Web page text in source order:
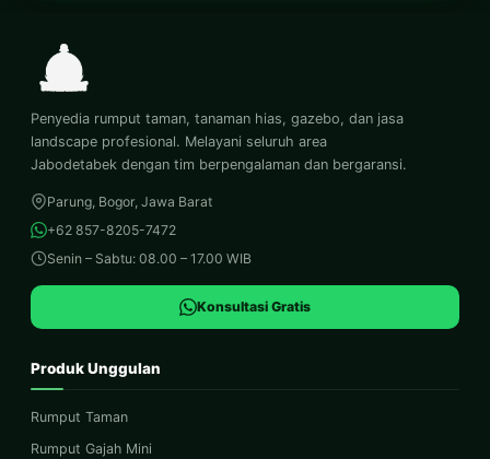
Penyedia rumput taman, tanaman hias, gazebo, dan jasa
landscape profesional. Melayani seluruh area
Jabodetabek dengan tim berpengalaman dan bergaransi.
Parung, Bogor, Jawa Barat
+62 857-8205-7472
Senin – Sabtu: 08.00 – 17.00 WIB
Konsultasi Gratis
Produk Unggulan
Rumput Taman
Rumput Gajah Mini